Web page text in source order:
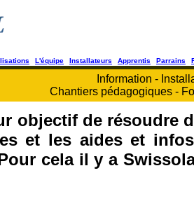
L'équipe Installateurs Apprentis Parrains
Information -
Chantiers pédagogiques -
objectif de résoudre
et les aides et
cela il y a